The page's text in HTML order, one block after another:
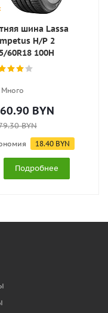
шина Lassa
H/P 2
60R18 100H
Много
BYN
BYN
18.40 BYN
Подробнее